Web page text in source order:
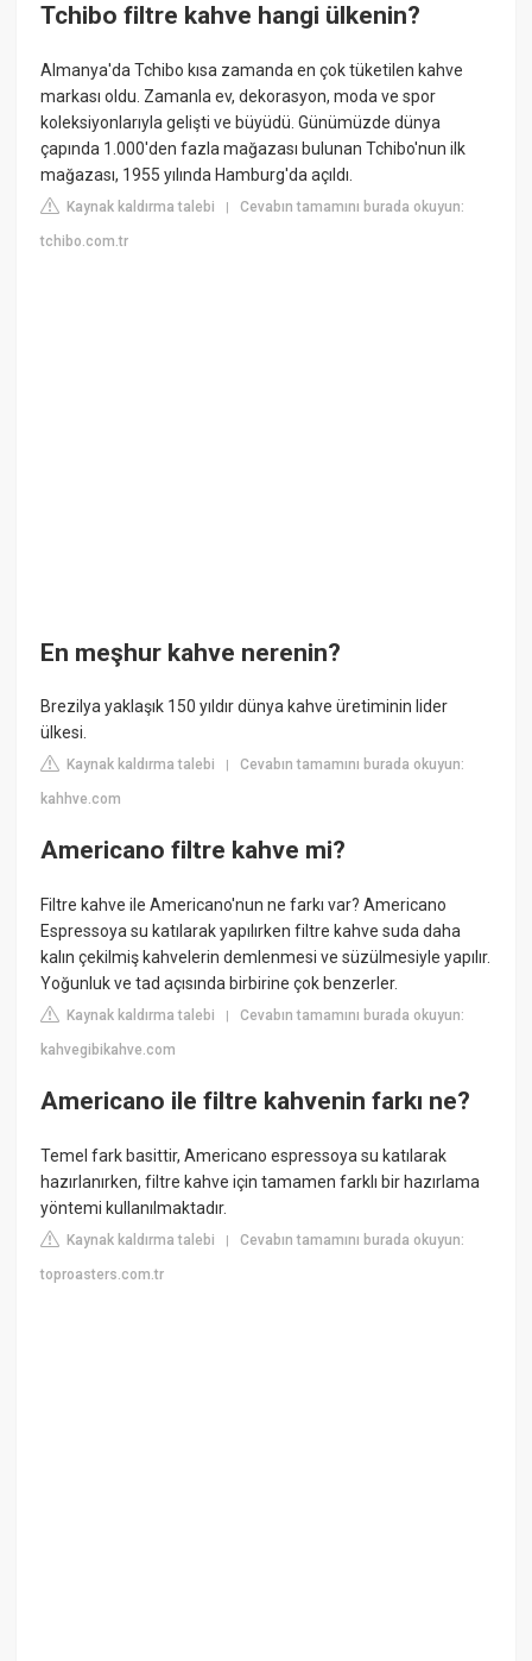
Tchibo filtre kahve hangi ülkenin?
Almanya'da Tchibo kısa zamanda en çok tüketilen kahve
markası oldu. Zamanla ev, dekorasyon, moda ve spor
koleksiyonlarıyla gelişti ve büyüdü. Günümüzde dünya
çapında 1.000'den fazla mağazası bulunan Tchibo'nun ilk
mağazası, 1955 yılında Hamburg'da açıldı.
Kaynak kaldırma talebi |Cevabın tamamını burada okuyun:
tchibo.com.tr
En meşhur kahve nerenin?
Brezilya yaklaşık 150 yıldır dünya kahve üretiminin lider
ülkesi.
Kaynak kaldırma talebi |Cevabın tamamını burada okuyun:
kahhve.com
Americano filtre kahve mi?
Filtre kahve ile Americano'nun ne farkı var? Americano
Espressoya su katılarak yapılırken filtre kahve suda daha
kalın çekilmiş kahvelerin demlenmesi ve süzülmesiyle yapılır.
Yoğunluk ve tad açısında birbirine çok benzerler.
Kaynak kaldırma talebi |Cevabın tamamını burada okuyun:
kahvegibikahve.com
Americano ile filtre kahvenin farkı ne?
Temel fark basittir, Americano espressoya su katılarak
hazırlanırken, filtre kahve için tamamen farklı bir hazırlama
yöntemi kullanılmaktadır.
Kaynak kaldırma talebi |Cevabın tamamını burada okuyun:
toproasters.com.tr